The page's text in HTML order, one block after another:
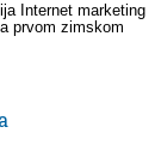
Internet marketing
prvom zimskom